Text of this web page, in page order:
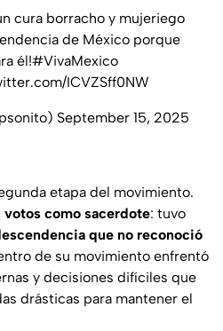
cura borracho y mujeriego
de México porque
él!#VivaMexico
ICVZSff0NW
September 15, 2025
etapa del movimiento.
votos como sacerdote: tuvo
que no reconoció
de su movimiento enfrentó
y decisiones difíciles que
drásticas para mantener el